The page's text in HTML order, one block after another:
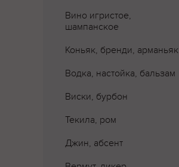
Вино игристое,
шампанское
Коньяк, бренди, арманьяк
Водка, настойка, бальзам
Виски, бурбон
Текила, ром
Джин, абсент